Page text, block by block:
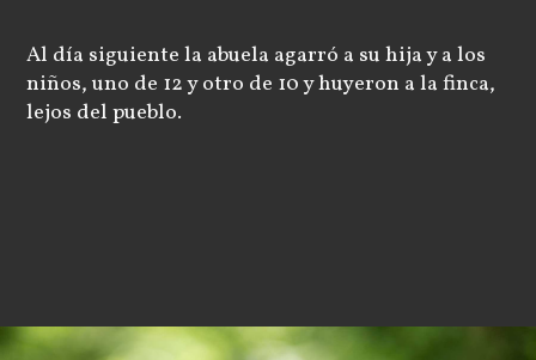
Al día siguiente la abuela agarró a su hija y a los
niños, uno de 12 y otro de 10 y huyeron a la finca,
lejos del pueblo.